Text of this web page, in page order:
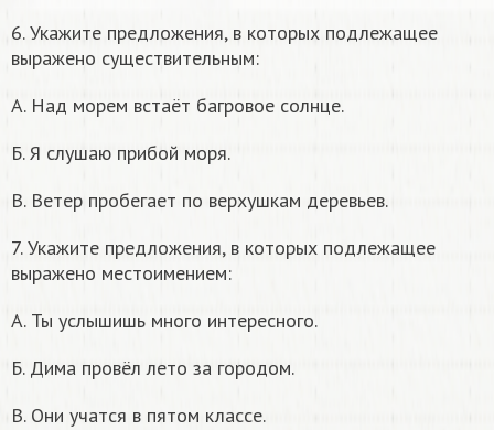
6. Укажите предложения, в которых подлежащее
выражено существительным:
А. Над морем встаёт багровое солнце.
Б. Я слушаю прибой моря.
В. Ветер пробегает по верхушкам деревьев.
7. Укажите предложения, в которых подлежащее
выражено местоимением:
А. Ты услышишь много интересного.
Б. Дима провёл лето за городом.
В. Они учатся в пятом классе.